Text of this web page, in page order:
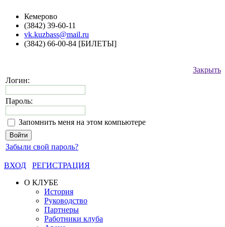
Кемерово
(3842) 39-60-11
vk.kuzbass@mail.ru
(3842) 66-00-84 [БИЛЕТЫ]
Закрыть
Логин:
Пароль:
Запомнить меня на этом компьютере
Забыли свой пароль?
ВХОД
РЕГИСТРАЦИЯ
О КЛУБЕ
История
Руководство
Партнеры
Работники клуба